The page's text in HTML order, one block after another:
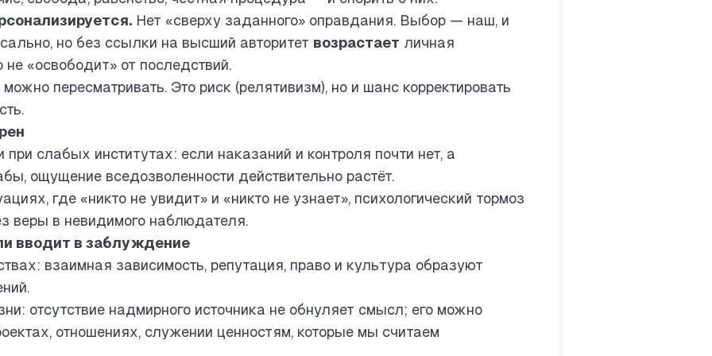
Нет «сверху заданного» оправдания. Выбор — наш, и
но без ссылки на высший авторитет возрастает личная
не «освободит» от последствий.
пересматривать. Это риск (релятивизм), но и шанс корректировать
при слабых институтах: если наказаний и контроля почти нет, а
ощущение вседозволенности действительно растёт.
где «никто не увидит» и «никто не узнает», психологический тормоз
веры в невидимого наблюдателя.
вводит в заблуждение
взаимная зависимость, репутация, право и культура образуют
отсутствие надмирного источника не обнуляет смысл; его можно
отношениях, служении ценностям, которые мы считаем